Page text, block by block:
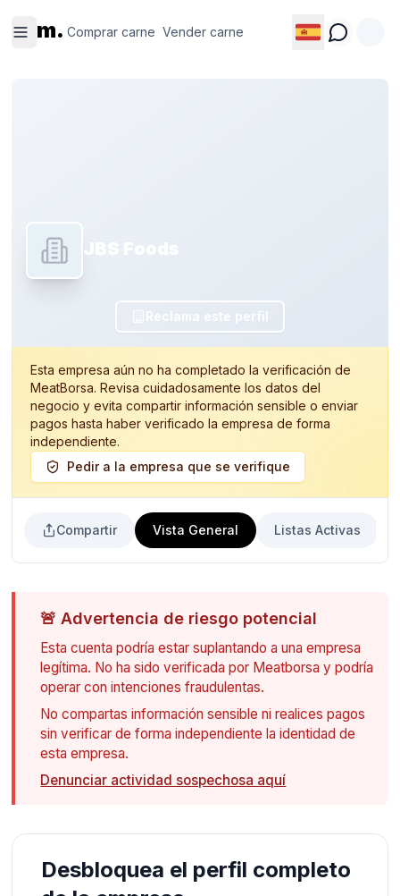
m. Comprar carne Vender carne
carne
carne
JBS Foods
Reclama este perfil
Esta empresa aún no ha completado la verificación de
MeatBorsa. Revisa cuidadosamente los datos del
negocio y evita compartir información sensible o enviar
pagos hasta haber verificado la empresa de forma
independiente.
Pedir a la empresa que se verifique
Compartir Vista General Listas Activas
🚨Advertencia de riesgo potencial
Esta cuenta podría estar suplantando a una empresa
legítima. No ha sido verificada por Meatborsa y podría
operar con intenciones fraudulentas.
No compartas información sensible ni realices pagos
sin verificar de forma independiente la identidad de
esta empresa.
Denunciar actividad sospechosa aquí
Desbloquea el perfil completo